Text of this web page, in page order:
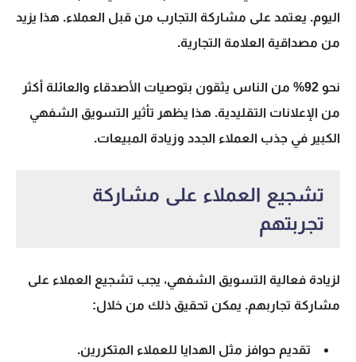
اليوم. يعتمد على مشاركة التجارب من قبل العملاء. هذا يزيد
من مصداقية العلامة التجارية.
نحو 92% من الناس يثقون بتوصيات الأصدقاء والعائلة أكثر
من الإعلانات التقليدية. هذا يظهر تأثير التسويق الشفهي
الكبير في جذب العملاء الجدد وزيادة المبيعات.
تشجيع العملاء على مشاركة
تجربتهم
لزيادة فعالية التسويق الشفهي، يجب تشجيع العملاء على
مشاركة تجاربهم. يمكن تحقيق ذلك من خلال:
تقديم حوافز مثل الهدايا للعملاء المتكررين.